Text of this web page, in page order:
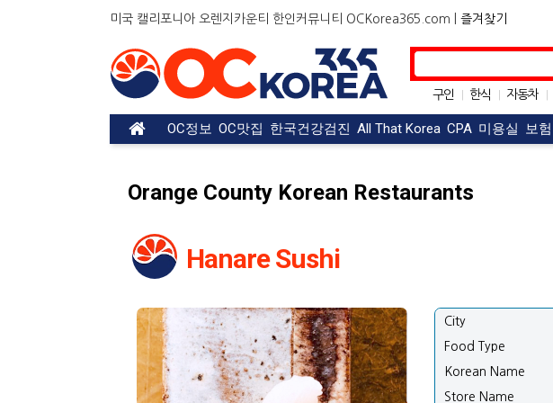
미국 캘리포니아 오렌지카운티 한인커뮤니티 OCKorea365.com | 즐겨찾기
구인 한식 자동차
| OC맛집 | 구직
OC정보 OC맛집 한국건강검진 All That Korea CPA 미용실 보험
Orange County Korean Restaurants
Hanare Sushi
City
Food Type
Korean Name
Store Name